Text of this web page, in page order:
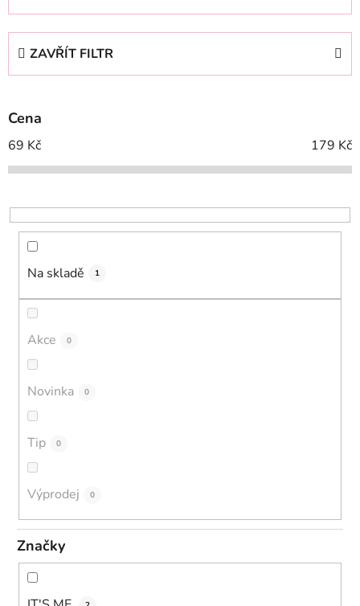
z
p
r
o
d
k
t
ZAVŘÍT FILTR
Cena
69 Kč 179 Kč
Na skladě 1
Akce 0
Novinka 0
Tip 0
Výprodej 0
Značky